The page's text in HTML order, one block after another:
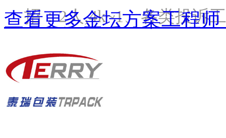
招：2人,4k~1、各类投
查看更多金坛方案工程